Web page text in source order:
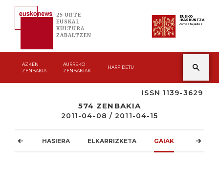
25 URTE
EUSKAL
KULTURA
ZABALTZEN
EUSKO
IKASKUNTZA
Asmoz ta jakitez
AZKEN
ZENBAKIA
AURREKO
ZENBAKIAK
HARPIDETU
ISSN 1139-3629
574 ZENBAKIA
2011-04-08 / 2011-04-15
HASIERA ELKARRIZKETA GAIAK